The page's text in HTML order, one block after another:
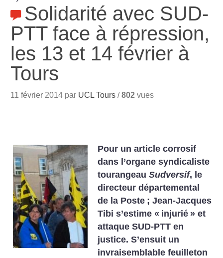
Solidarité avec SUD-
PTT face à répression,
les 13 et 14 février à
Tours
11 février 2014 par UCL Tours /802 vues
Pour un article corrosif
dans l’organe syndicaliste
tourangeauSudversif, le
directeur départemental
de la Poste ; Jean-Jacques
Tibi s’estime « injurié » et
attaque SUD-PTT en
justice. S’ensuit un
invraisemblable feuilleton